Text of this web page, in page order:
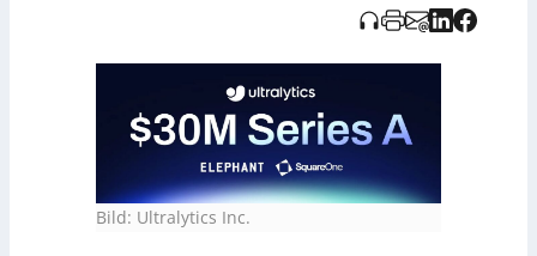
Bild: Ultralytics Inc.